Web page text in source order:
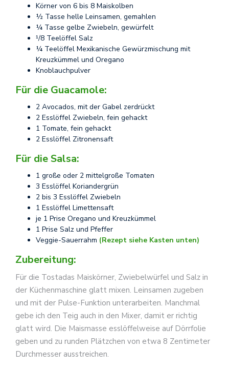
Körner von 6 bis 8 Maiskolben
½ Tasse helle Leinsamen, gemahlen
¼ Tasse gelbe Zwiebeln, gewürfelt
¹/8 Teelöffel Salz
¼ Teelöffel Mexikanische Gewürzmischung mit
Kreuzkümmel und Oregano
Knoblauchpulver
Für die Guacamole:
2 Avocados, mit der Gabel zerdrückt
2 Esslöffel Zwiebeln, fein gehackt
1 Tomate, fein gehackt
2 Esslöffel Zitronensaft
Für die Salsa:
1 große oder 2 mittelgroße Tomaten
3 Esslöffel Koriandergrün
2 bis 3 Esslöffel Zwiebeln
1 Esslöffel Limettensaft
je 1 Prise Oregano und Kreuzkümmel
1 Prise Salz und Pfeffer
Veggie-Sauerrahm (Rezept siehe Kasten unten)
Zubereitung:
Für die Tostadas Maiskörner, Zwiebelwürfel und Salz in
der Küchenmaschine glatt mixen. Leinsamen zugeben
und mit der Pulse-Funktion unterarbeiten. Manchmal
gebe ich den Teig auch in den Mixer, damit er richtig
glatt wird. Die Maismasse esslöffelweise auf Dörrfolie
geben und zu runden Plätzchen von etwa 8 Zentimeter
Durchmesser ausstreichen.